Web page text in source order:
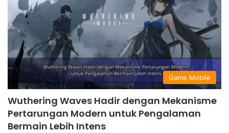
Game Mobile
Wuthering Waves Hadir dengan Mekanisme
Pertarungan Modern untuk Pengalaman
Bermain Lebih Intens